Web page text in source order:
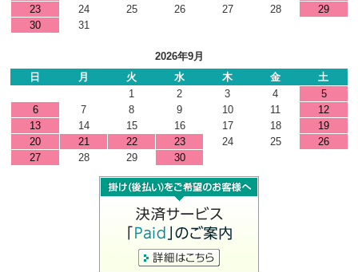
23
24 25 26 27 28
29
30
31
2026年9月
日
月 火 水 木 金
土
1
2 3 4
5
6
7 8 9 10 11
12
13
14 15 16 17 18
19
20
21 22 23 24 25
26
27
28 29 30